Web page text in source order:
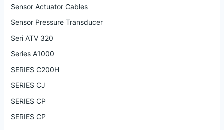
Sensor Actuator Cables
Sensor Pressure Transducer
Seri ATV 320
Series A1000
SERIES C200H
SERIES CJ
SERIES CP
SERIES CP